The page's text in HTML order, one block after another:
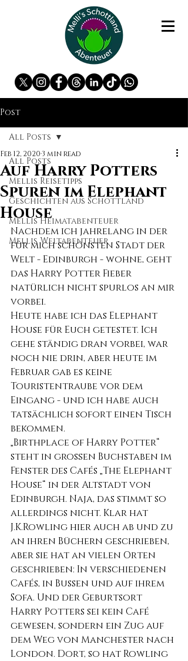
Post
All Posts
Mellis Reisetipps
Geschichten aus Schottland
Mellis Heimatabenteuer
Mellis Weltabenteuer
All Posts
Auf Harry Potters
Spuren im Elephant
House
Feb 12, 20203 min read
Nachdem ich jahrelang in der
für mich schönsten Stadt der
Welt - Edinburgh - wohne, geht
das Harry Potter Fieber
natürlich nicht spurlos an mir
vorbei.
Heute habe ich das Elephant
House für Euch getestet. Ich
gehe ständig dran vorbei, war
noch nie drin, aber heute im
Februar gab es keine
Touristentraube vor dem
Eingang - und ich habe auch
tatsächlich sofort einen Tisch
bekommen.
„Birthplace of Harry Potter“
steht in großen Buchstaben im
Fenster des Cafés „The Elephant
House“ in der Altstadt von
Edinburgh. Naja, das stimmt so
allerdings nicht. Klar hat
J.K.Rowling hier auch ab und zu
an ihren Büchern geschrieben,
aber sie hat an vielen Orten
geschrieben: In verschiedenen
Cafés, in Bussen und auf ihrem
Sofa. Und der Geburtsort
Harry Potters sei kein Café
gewesen, sondern ein Zug auf
dem Weg von Manchester nach
London. Dort, so hat Rowling